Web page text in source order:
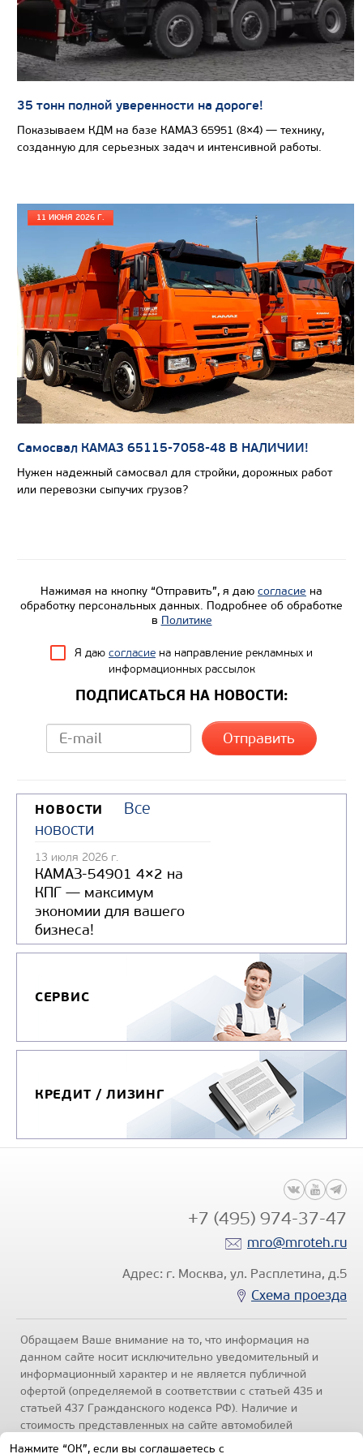
Цена по запросу
Экологический класс
Грузоподъемность, кг
Вместимость кузова, м3
Направление разгрузки
Колесная формула
Узнать цену
Цена по запросу
Производитель
Экологический класс
Грузоподъемность, кг
Вместимость кузова, м3
Колесная формула
Узнать цену
САМОСВАЛ КАМАЗ-6580
35 тонн полной уверенности на дороге!
Показываем КДМ на базе КАМАЗ 65951 (8×4) — технику,
созданную для серьезных задач и интенсивной работы.
11 ИЮНЯ 2026 Г.
Самосвал КАМАЗ 65115-7058-48 В НАЛИЧИИ!
Нужен надежный самосвал для стройки, дорожных работ
или перевозки сыпучих грузов?
Нажимая на кнопку “Отправить”, я даю согласие на
обработку персональных данных. Подробнее об обработке
в Политике
Я даю согласие на направление рекламных и
информационных рассылок
ПОДПИСАТЬСЯ НА НОВОСТИ:
НОВОСТИ
Все
новости
13 июля 2026 г.
КАМАЗ-54901 4×2 на
КПГ — максимум
экономии для вашего
бизнеса!
СЕРВИС
КРЕДИТ / ЛИЗИНГ
+7 (495) 974-37-47
mro@mroteh.ru
Адрес: г. Москва, ул. Расплетина, д.5
Схема проезда
Обращаем Ваше внимание на то, что информация на
данном сайте носит исключительно уведомительный и
информационный характер и не является публичной
офертой (определяемой в соответствии с статьей 435 и
статьей 437 Гражданского кодекса РФ). Наличие и
стоимость представленных на сайте автомобилей
уточняйте по телефонам отделов продаж, представленных
Нажмите “ОК”, если вы соглашаетесь с